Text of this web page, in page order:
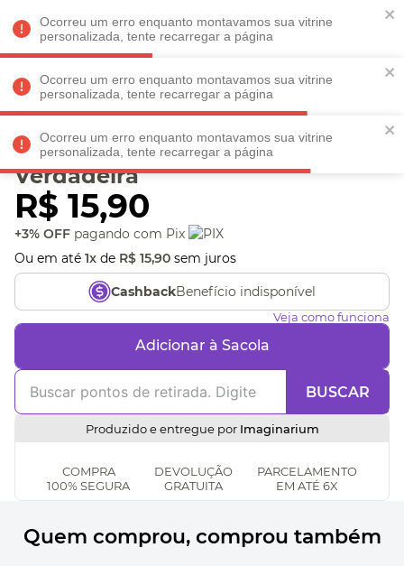
Ocorreu um erro enquanto montavamos sua vitrine
personalizada, tente recarregar a página
Ocorreu um erro enquanto montavamos sua vitrine
personalizada, tente recarregar a página
Ocorreu um erro enquanto montavamos sua vitrine
personalizada, tente recarregar a página
Faltam REGULAMENTO
Veja produtos perto de você! Informe seu CEP
Cartão Amigo Amizade
Verdadeira
R$ 15,90
+3% OFF pagando com Pix
Ou em até 1x de R$ 15,90 sem juros
CashbackBenefício indisponível
Veja como funciona
Adicionar à Sacola
BUSCAR
Produzido e entregue por Imaginarium
COMPRA
100% SEGURA
DEVOLUÇÃO
GRATUITA
PARCELAMENTO
EM ATÉ 6X
Quem comprou, comprou também